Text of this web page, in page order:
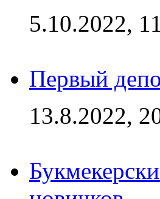
5.10.2022,
Первый
13.8.2022,